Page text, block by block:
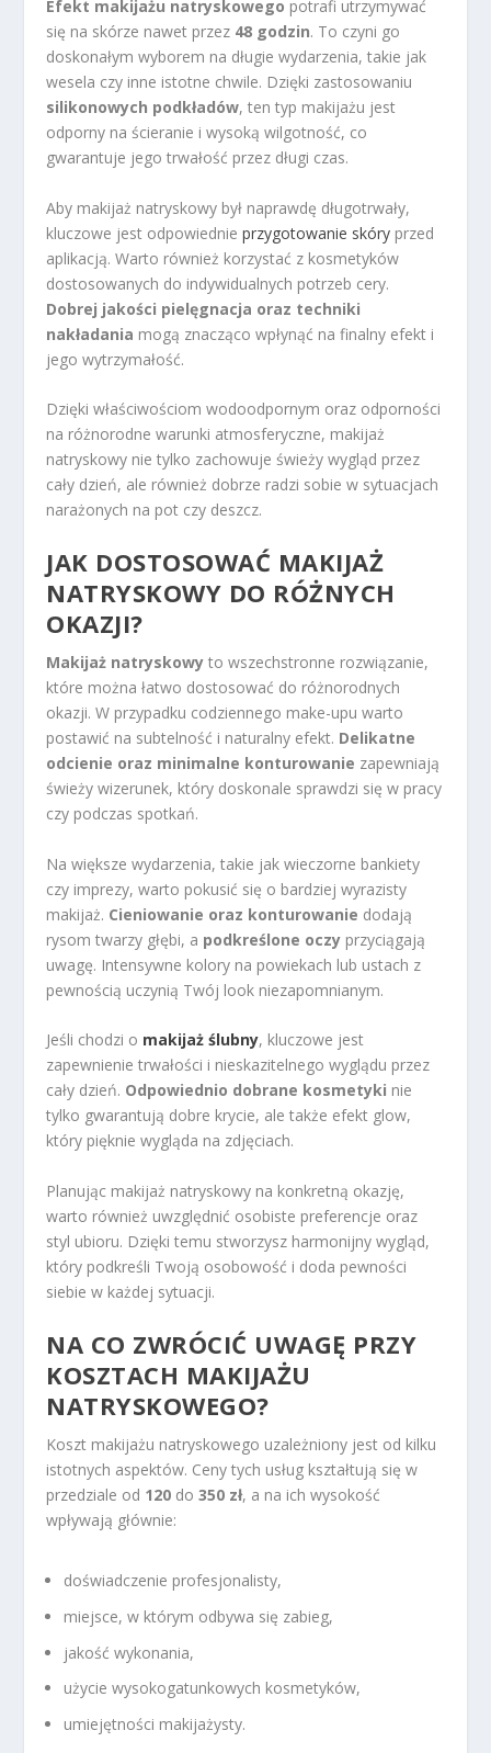
Efekt makijażu natryskowego potrafi utrzymywać
się na skórze nawet przez 48 godzin. To czyni go
doskonałym wyborem na długie wydarzenia, takie jak
wesela czy inne istotne chwile. Dzięki zastosowaniu
silikonowych podkładów, ten typ makijażu jest
odporny na ścieranie i wysoką wilgotność, co
gwarantuje jego trwałość przez długi czas.
Aby makijaż natryskowy był naprawdę długotrwały,
kluczowe jest odpowiednieprzygotowanie skóry przed
aplikacją. Warto również korzystać z kosmetyków
dostosowanych do indywidualnych potrzeb cery.
Dobrej jakości pielęgnacja oraz techniki
nakładania mogą znacząco wpłynąć na finalny efekt i
jego wytrzymałość.
Dzięki właściwościom wodoodpornym oraz odporności
na różnorodne warunki atmosferyczne, makijaż
natryskowy nie tylko zachowuje świeży wygląd przez
cały dzień, ale również dobrze radzi sobie w sytuacjach
narażonych na pot czy deszcz.
JAK DOSTOSOWAĆ MAKIJAŻ
NATRYSKOWY DO RÓŻNYCH
OKAZJI?
Makijaż natryskowy to wszechstronne rozwiązanie,
które można łatwo dostosować do różnorodnych
okazji. W przypadku codziennego make-upu warto
postawić na subtelność i naturalny efekt. Delikatne
odcienie oraz minimalne konturowanie zapewniają
świeży wizerunek, który doskonale sprawdzi się w pracy
czy podczas spotkań.
Na większe wydarzenia, takie jak wieczorne bankiety
czy imprezy, warto pokusić się o bardziej wyrazisty
makijaż. Cieniowanie oraz konturowanie dodają
rysom twarzy głębi, a podkreślone oczy przyciągają
uwagę. Intensywne kolory na powiekach lub ustach z
pewnością uczynią Twój look niezapomnianym.
Jeśli chodzi o makijaż ślubny, kluczowe jest
zapewnienie trwałości i nieskazitelnego wyglądu przez
cały dzień. Odpowiednio dobrane kosmetyki nie
tylko gwarantują dobre krycie, ale także efekt glow,
który pięknie wygląda na zdjęciach.
Planując makijaż natryskowy na konkretną okazję,
warto również uwzględnić osobiste preferencje oraz
styl ubioru. Dzięki temu stworzysz harmonijny wygląd,
który podkreśli Twoją osobowość i doda pewności
siebie w każdej sytuacji.
NA CO ZWRÓCIĆ UWAGĘ PRZY
KOSZTACH MAKIJAŻU
NATRYSKOWEGO?
Koszt makijażu natryskowego uzależniony jest od kilku
istotnych aspektów. Ceny tych usług kształtują się w
przedziale od 120 do350 zł, a na ich wysokość
wpływają głównie:
doświadczenie profesjonalisty,
miejsce, w którym odbywa się zabieg,
jakość wykonania,
użycie wysokogatunkowych kosmetyków,
umiejętności makijażysty.